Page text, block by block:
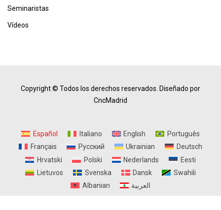
Seminaristas
Vídeos
Copyright © Todos los derechos reservados. Diseñado por
CncMadrid
Español Italiano English
Português
Français
Русский Ukrainian
Deutsch
Hrvatski
Polski Nederlands
Eesti
Lietuvos
Svenska Dansk
Swahili
Albanian
العربية